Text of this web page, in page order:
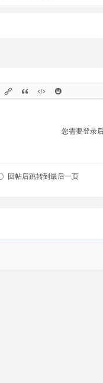
您需要登录
回帖后跳转到最后一页